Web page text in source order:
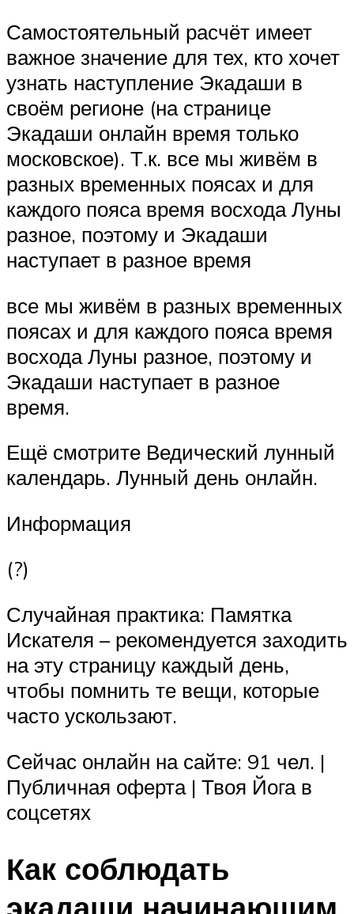
Самостоятельный расчёт имеет
важное значение для тех, кто хочет
узнать наступление Экадаши в
своём регионе (на странице
Экадаши онлайн время только
московское). Т.к. все мы живём в
разных временных поясах и для
каждого пояса время восхода Луны
разное, поэтому и Экадаши
наступает в разное время
все мы живём в разных временных
поясах и для каждого пояса время
восхода Луны разное, поэтому и
Экадаши наступает в разное
время.
Ещё смотрите Ведический лунный
календарь. Лунный день онлайн.
Информация
(?)
Случайная практика: Памятка
Искателя – рекомендуется заходить
на эту страницу каждый день,
чтобы помнить те вещи, которые
часто ускользают.
Сейчас онлайн на сайте: 91 чел. |
Публичная оферта | Твоя Йога в
соцсетях
Как соблюдать